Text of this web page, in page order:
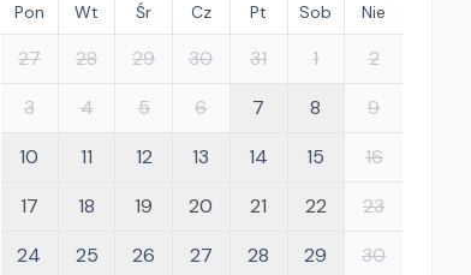
Pon Wt Śr Cz Pt Sob Nie
27 28 29 30 31 1
2
3
4 5 6 7 8
9
10
11 12 13 14 15
16
17
18 19 20 21 22
23
24
25 26 27 28 29
30